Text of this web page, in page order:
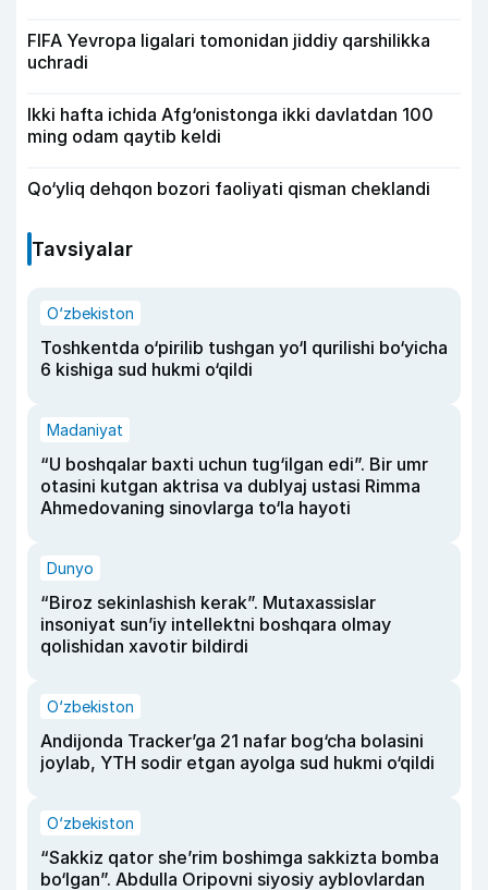
FIFA Yevropa ligalari tomonidan jiddiy qarshilikka
uchradi
Ikki hafta ichida Afg‘onistonga ikki davlatdan 100
ming odam qaytib keldi
Qo‘yliq dehqon bozori faoliyati qisman cheklandi
Tavsiyalar
O‘zbekiston
Toshkentda o‘pirilib tushgan yo‘l qurilishi bo‘yicha
6 kishiga sud hukmi o‘qildi
Madaniyat
“U boshqalar baxti uchun tug‘ilgan edi”. Bir umr
otasini kutgan aktrisa va dublyaj ustasi Rimma
Ahmedovaning sinovlarga to‘la hayoti
Dunyo
“Biroz sekinlashish kerak”. Mutaxassislar
insoniyat sun’iy intellektni boshqara olmay
qolishidan xavotir bildirdi
O‘zbekiston
Andijonda Tracker’ga 21 nafar bog‘cha bolasini
joylab, YTH sodir etgan ayolga sud hukmi o‘qildi
O‘zbekiston
“Sakkiz qator she’rim boshimga sakkizta bomba
bo‘lgan”. Abdulla Oripovni siyosiy ayblovlardan